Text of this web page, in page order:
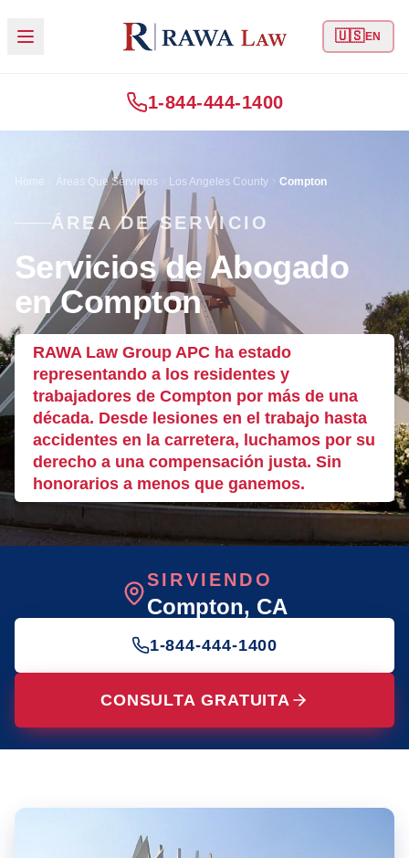
🇺🇸EN
1-844-444-1400
Home Áreas Que Servimos Los Angeles County Compton
ÁREA DE SERVICIO
Servicios de Abogado
en Compton
RAWA Law Group APC ha estado
representando a los residentes y
trabajadores de Compton por más de una
década. Desde lesiones en el trabajo hasta
accidentes en la carretera, luchamos por su
derecho a una compensación justa. Sin
honorarios a menos que ganemos.
SIRVIENDO
Compton, CA
1-844-444-1400
CONSULTA GRATUITA